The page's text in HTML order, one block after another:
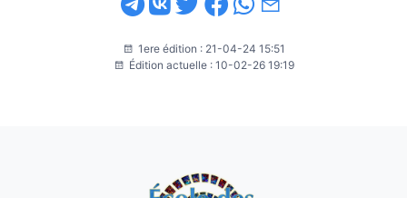
1ere édition : 21-04-24 15:51
Édition actuelle : 10-02-26 19:19